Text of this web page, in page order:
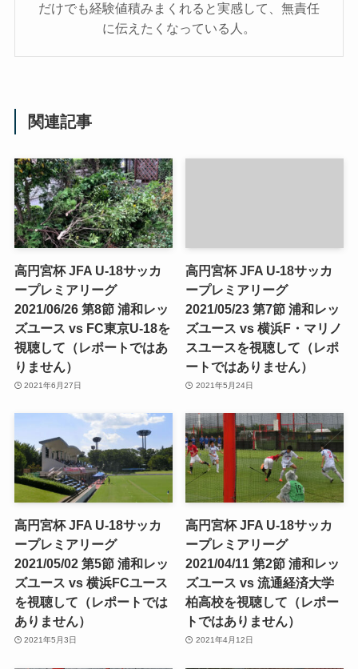
だけでも経験値積みまくれると実感して、無責任
に伝えたくなっている人。
関連記事
高円宮杯 JFA U-18サッカ
ープレミアリーグ
2021/06/26 第8節 浦和レッ
ズユース vs FC東京U-18を
視聴して（レポートではあ
りません）
2021年6月27日
高円宮杯 JFA U-18サッカ
ープレミアリーグ
2021/05/23 第7節 浦和レッ
ズユース vs 横浜F・マリノ
スユースを視聴して（レポ
ートではありません）
2021年5月24日
高円宮杯 JFA U-18サッカ
ープレミアリーグ
2021/05/02 第5節 浦和レッ
ズユース vs 横浜FCユース
を視聴して（レポートでは
ありません）
2021年5月3日
高円宮杯 JFA U-18サッカ
ープレミアリーグ
2021/04/11 第2節 浦和レッ
ズユース vs 流通経済大学
柏高校を視聴して（レポー
トではありません）
2021年4月12日